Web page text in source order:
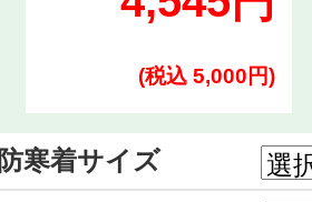
(税込 5,000円)
防寒着サイズ